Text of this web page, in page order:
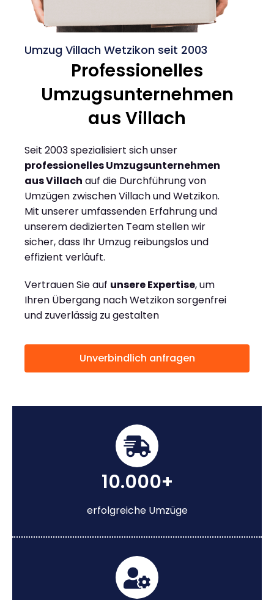
Umzug Villach Wetzikon seit 2003
Professionelles
Umzugsunternehmen
aus Villach
Seit 2003 spezialisiert sich unser
professionelles Umzugsunternehmen
aus Villach auf die Durchführung von
Umzügen zwischen Villach und Wetzikon.
Mit unserer umfassenden Erfahrung und
unserem dedizierten Team stellen wir
sicher, dass Ihr Umzug reibungslos und
effizient verläuft.
Vertrauen Sie auf unsere Expertise, um
Ihren Übergang nach Wetzikon sorgenfrei
und zuverlässig zu gestalten
Unverbindlich anfragen
10.000+
erfolgreiche Umzüge